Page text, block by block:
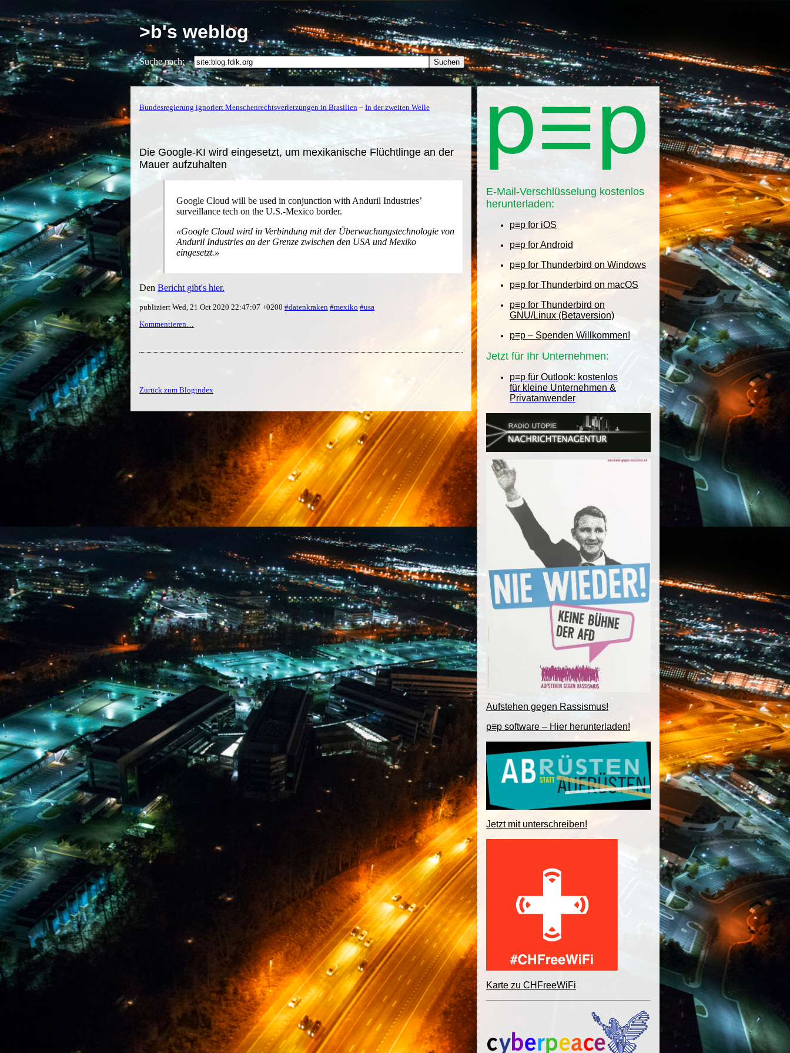
>b's weblog
Suche nach:
E-Mail-Verschlüsselung kostenlos
herunterladen:
p≡p for iOS
p≡p for Android
p≡p for Thunderbird on Windows
p≡p for Thunderbird on macOS
p≡p for Thunderbird on
GNU/Linux (Betaversion)
p≡p – Spenden Willkommen!
Jetzt für Ihr Unternehmen:
p≡p für Outlook: kostenlos
für kleine Unternehmen &
Privatanwender
Aufstehen gegen Rassismus!
p≡p software – Hier herunterladen!
Jetzt mit unterschreiben!
Karte zu CHFreeWiFi
Bundesregierung ignoriert Menschenrechtsverletzungen in Brasilien – In der zweiten Welle
Die Google-KI wird eingesetzt, um mexikanische Flüchtlinge an der
Mauer aufzuhalten
Google Cloud will be used in conjunction with Anduril Industries’
surveillance tech on the U.S.-Mexico border.
Google Cloud wird in Verbindung mit der Überwachungstechnologie von
Anduril Industries an der Grenze zwischen den USA und Mexiko
eingesetzt.
Den Bericht gibt's hier.
publiziert Wed, 21 Oct 2020 22:47:07 +0200 #datenkraken #mexiko #usa
Kommentieren…
Zurück zum Blogindex